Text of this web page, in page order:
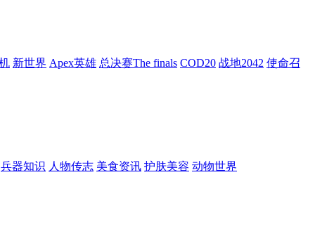
新世界 Apex英雄 总决赛The finals COD20 战地2042 使命召
兵器知识 人物传志 美食资讯 护肤美容 动物世界